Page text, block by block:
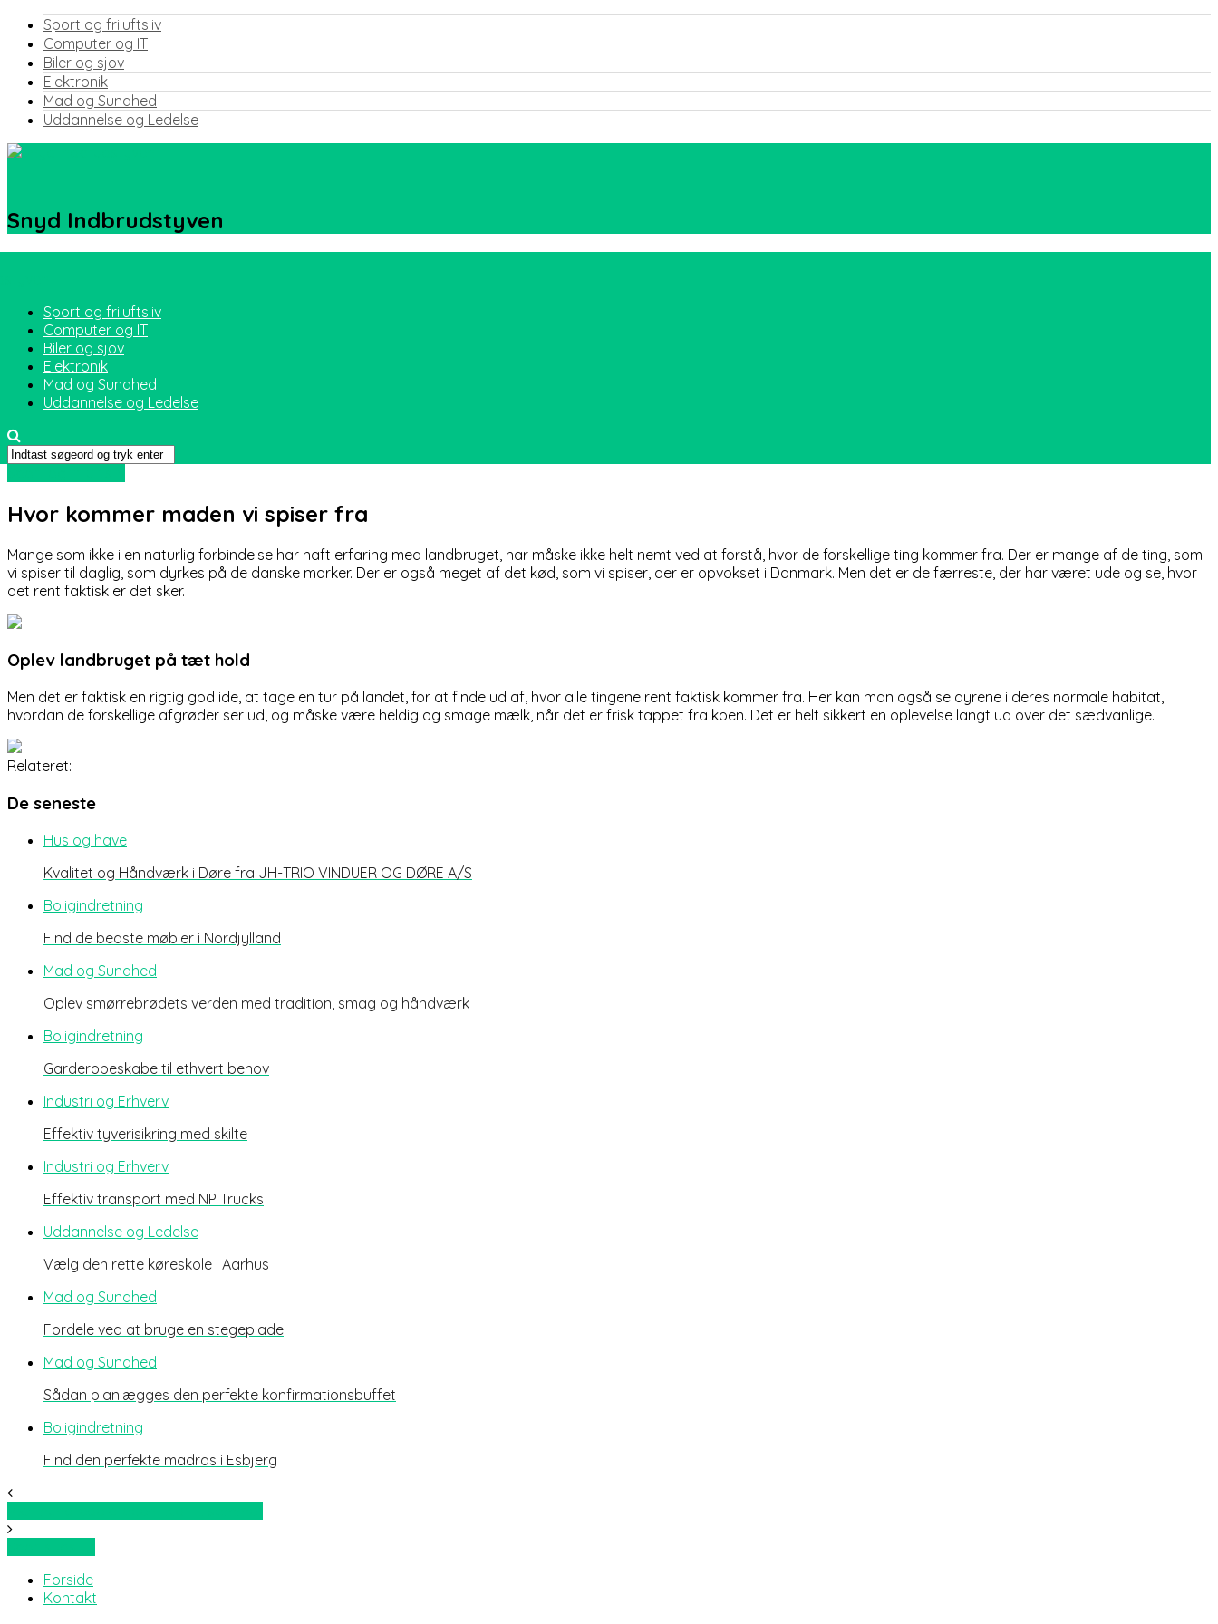
Sport og friluftsliv
Computer og IT
Biler og sjov
Elektronik
Mad og Sundhed
Uddannelse og Ledelse
Snyd Indbrudstyven
Sport og friluftsliv
Computer og IT
Biler og sjov
Elektronik
Mad og Sundhed
Uddannelse og Ledelse
Hvor kommer maden vi spiser fra
Mange som ikke i en naturlig forbindelse har haft erfaring med landbruget, har måske ikke helt nemt ved at forstå, hvor de forskellige ting kommer fra. Der er mange af de ting, som
vi spiser til daglig, som dyrkes på de danske marker. Der er også meget af det kød, som vi spiser, der er opvokset i Danmark. Men det er de færreste, der har været ude og se, hvor
det rent faktisk er det sker.
Oplev landbruget på tæt hold
Men det er faktisk en rigtig god ide, at tage en tur på landet, for at finde ud af, hvor alle tingene rent faktisk kommer fra. Her kan man også se dyrene i deres normale habitat,
hvordan de forskellige afgrøder ser ud, og måske være heldig og smage mælk, når det er frisk tappet fra koen. Det er helt sikkert en oplevelse langt ud over det sædvanlige.
Relateret:
De seneste
Hus og have
Kvalitet og Håndværk i Døre fra JH-TRIO VINDUER OG DØRE A/S
Boligindretning
Find de bedste møbler i Nordjylland
Mad og Sundhed
Oplev smørrebrødets verden med tradition, smag og håndværk
Boligindretning
Garderobeskabe til ethvert behov
Industri og Erhverv
Effektiv tyverisikring med skilte
Industri og Erhverv
Effektiv transport med NP Trucks
Uddannelse og Ledelse
Vælg den rette køreskole i Aarhus
Mad og Sundhed
Fordele ved at bruge en stegeplade
Mad og Sundhed
Sådan planlægges den perfekte konfirmationsbuffet
Boligindretning
Find den perfekte madras i Esbjerg
Forside
Kontakt